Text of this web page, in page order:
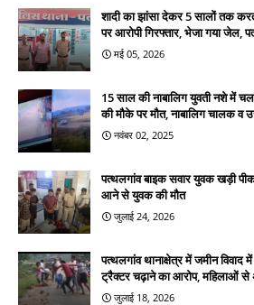
शादी का झांसा देकर 5 सालों तक
पर आरोपी गिरफ्तार, भेजा गया जेल,
मई 05, 2026
15 साल की नाबालिग युवती नशे में
की मौके पर मौत, नाबालिग चालक व
नवंबर 02, 2025
पत्थलगांव बाइक सवार युवक खड़ी
आने से युवक की मौत
जुलाई 24, 2026
पत्थलगांव थानाक्षेत्र में जमीन
ट्रैक्टर चढ़ाने का आरोप, महिलाओं से
जुलाई 18, 2026